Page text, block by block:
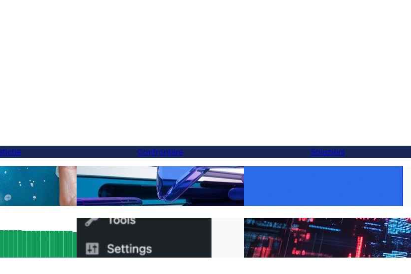
Come il supporto
Confrontare
Finalmente, una migliore alternativa a
Weglot — E puoi cambiare in 5 minuti
minuti
Soluzioni
Traduzione del sito web senza sforzo per i
clienti